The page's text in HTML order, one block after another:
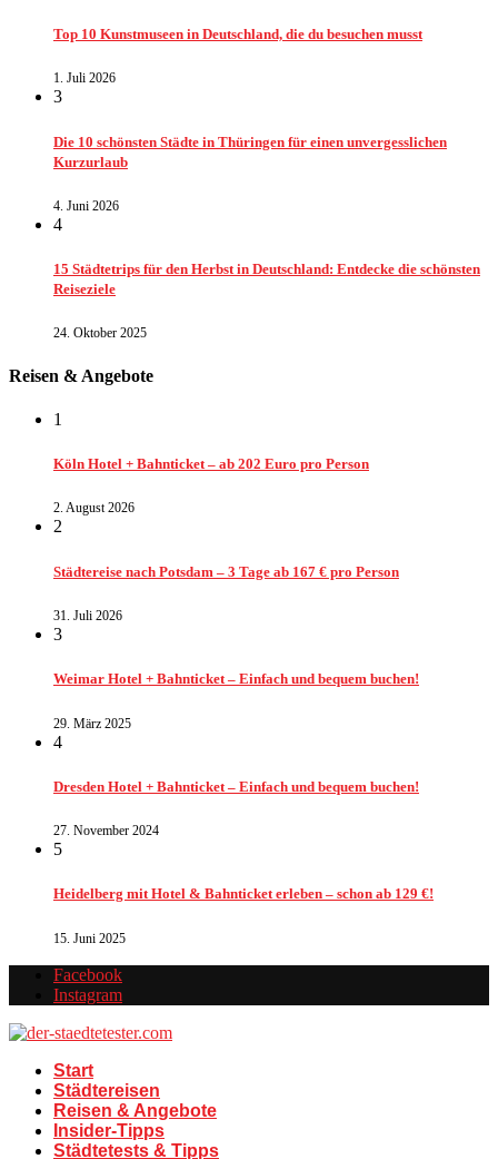
Top 10 Kunstmuseen in Deutschland, die du besuchen musst
1. Juli 2026
3
Die 10 schönsten Städte in Thüringen für einen unvergesslichen
Kurzurlaub
4. Juni 2026
4
15 Städtetrips für den Herbst in Deutschland: Entdecke die schönsten
Reiseziele
24. Oktober 2025
Reisen & Angebote
1
Köln Hotel + Bahnticket – ab 202 Euro pro Person
2. August 2026
2
Städtereise nach Potsdam – 3 Tage ab 167 € pro Person
31. Juli 2026
3
Weimar Hotel + Bahnticket – Einfach und bequem buchen!
29. März 2025
4
Dresden Hotel + Bahnticket – Einfach und bequem buchen!
27. November 2024
5
Heidelberg mit Hotel & Bahnticket erleben – schon ab 129 €!
15. Juni 2025
Facebook
Instagram
Start
Städtereisen
Reisen & Angebote
Insider-Tipps
Städtetests & Tipps